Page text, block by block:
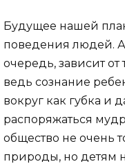
Будущее нашей
поведения людей.
очередь, зависит от
ведь сознание
вокруг как губка и
распоряжаться
общество не очень
природы, но детям